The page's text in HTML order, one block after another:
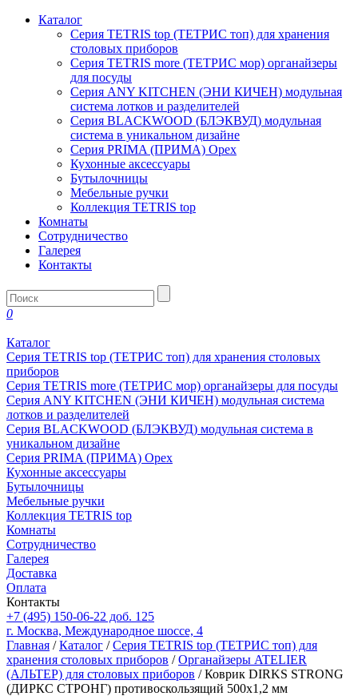
Каталог
Серия TETRIS top (ТЕТРИС топ) для хранения
столовых приборов
Серия TETRIS more (ТЕТРИС мор) органайзеры
для посуды
Серия ANY KITCHEN (ЭНИ КИЧЕН) модульная
система лотков и разделителей
Серия BLACKWOOD (БЛЭКВУД) модульная
система в уникальном дизайне
Серия PRIMA (ПРИМА) Орех
Кухонные аксессуары
Бутылочницы
Мебельные ручки
Коллекция TETRIS top
Комнаты
Сотрудничество
Галерея
Контакты
0
Каталог
Серия TETRIS top (ТЕТРИС топ) для хранения столовых
приборов
Серия TETRIS more (ТЕТРИС мор) органайзеры для посуды
Серия ANY KITCHEN (ЭНИ КИЧЕН) модульная система
лотков и разделителей
Серия BLACKWOOD (БЛЭКВУД) модульная система в
уникальном дизайне
Серия PRIMA (ПРИМА) Орех
Кухонные аксессуары
Бутылочницы
Мебельные ручки
Коллекция TETRIS top
Комнаты
Сотрудничество
Галерея
Доставка
Оплата
Контакты
+7 (495) 150-06-22 доб. 125
г. Москва, Международное шоссе, 4
Главная /Каталог /Серия TETRIS top (ТЕТРИС топ) для
хранения столовых приборов /Органайзеры ATELIER
(АЛЬТЕР) для столовых приборов / Коврик DIRKS STRONG
(ДИРКС СТРОНГ) противоскользящий 500х1,2 мм